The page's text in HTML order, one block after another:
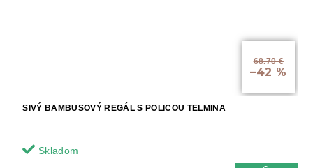
68.70 €
–42 %
SIVÝ BAMBUSOVÝ REGÁL S POLICOU TELMINA
Skladom